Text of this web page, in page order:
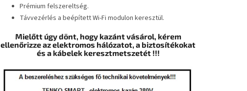
Prémium felszereltség.
Távvezérlés a beépített Wi-Fi modulon keresztül.
Mielőtt úgy dönt, hogy kazánt vásárol, kérem
ellenőrizze az elektromos hálózatot, a biztosítékokat
és a kábelek keresztmetszetét !!!